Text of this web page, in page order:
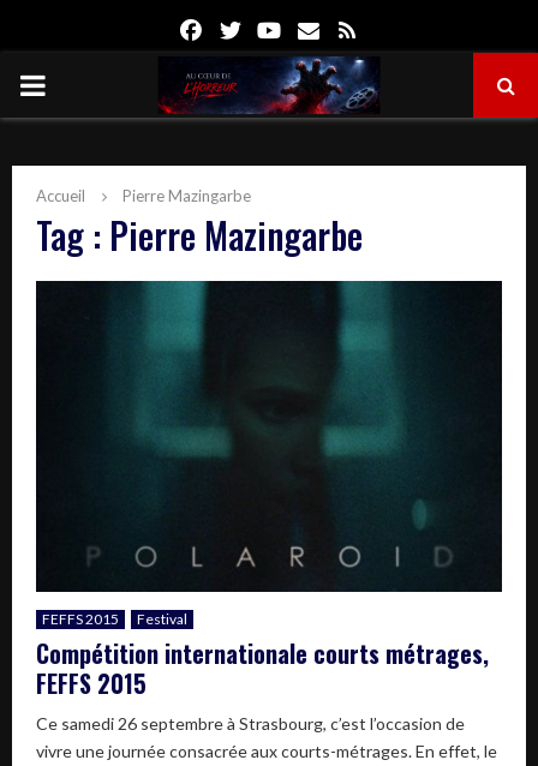
FacebookTwitterYoutube
Email
PRIMARY
Accueil Pierre Mazingarbe
Tag : Pierre Mazingarbe
FEFFS 2015 Festival
Compétition internationale courts métrages,
FEFFS 2015
Ce samedi 26 septembre à Strasbourg, c’est l’occasion de
vivre une journée consacrée aux courts-métrages. En effet, le